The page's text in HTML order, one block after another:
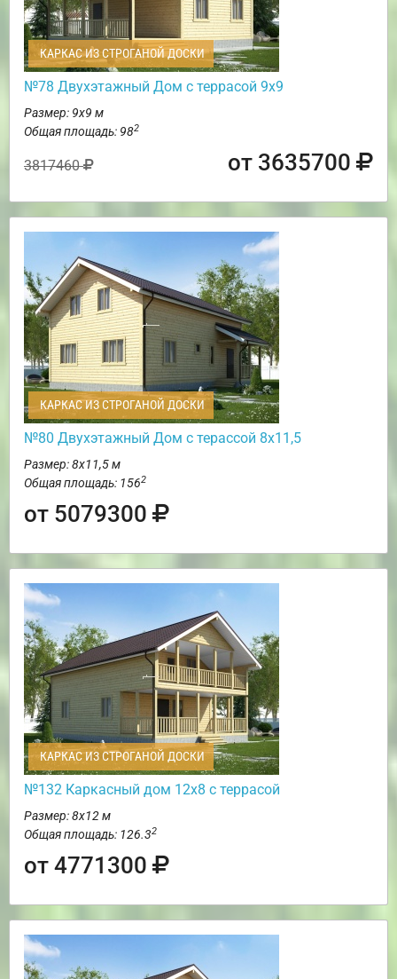
КАРКАС ИЗ СТРОГАНОЙ ДОСКИ
№78 Двухэтажный Дом с террасой 9х9
Размер: 9х9 м
Общая площадь: 982
3817460 от 3635700
КАРКАС ИЗ СТРОГАНОЙ ДОСКИ
№80 Двухэтажный Дом с терассой 8х11,5
Размер: 8х11,5 м
Общая площадь: 1562
от 5079300
КАРКАС ИЗ СТРОГАНОЙ ДОСКИ
№132 Каркасный дом 12х8 с террасой
Размер: 8х12 м
Общая площадь: 126.32
от 4771300